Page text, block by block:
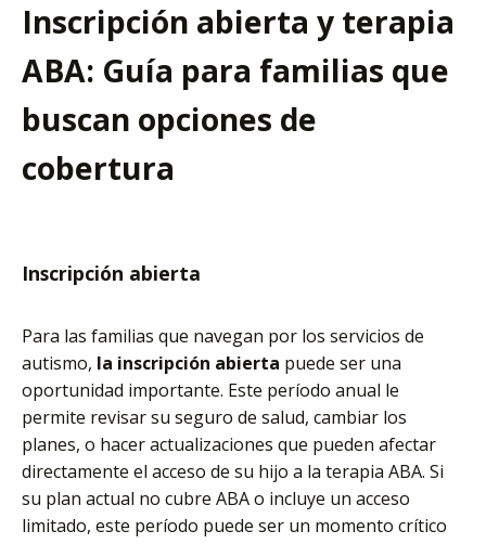
Inscripción abierta y terapia
ABA: Guía para familias que
buscan opciones de
cobertura
Inscripción abierta
Para las familias que navegan por los servicios de
autismo, la inscripción abierta puede ser una
oportunidad importante. Este período anual le
permite revisar su seguro de salud, cambiar los
planes, o hacer actualizaciones que pueden afectar
directamente el acceso de su hijo a la terapia ABA. Si
su plan actual no cubre ABA o incluye un acceso
limitado, este período puede ser un momento crítico